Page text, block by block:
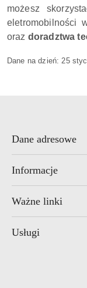
możesz
eletromobilności
oraz doradztwa
Dane na dzień: 25
Dane adresowe
Informacje
Ważne linki
Usługi